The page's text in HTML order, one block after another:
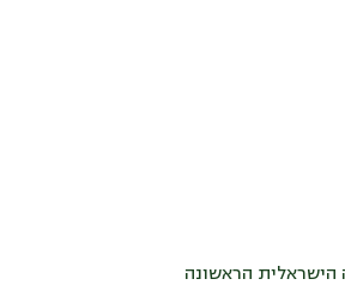
הישראלית הראשונה